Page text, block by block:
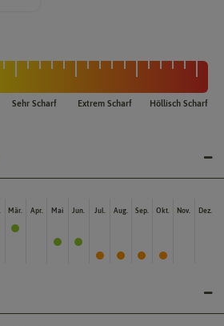
Sehr Scharf Extrem Scharf Höllisch Scharf
Mär. Apr. Mai Jun. Jul. Aug. Sep. Okt. Nov. Dez.